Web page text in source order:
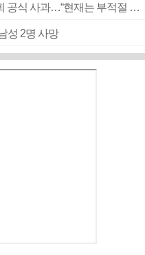
[속보] ‘심판 성접대’ 논란 축구협회 공식 사과…“현재는 부적절 행위 없어”
성 2명 사망